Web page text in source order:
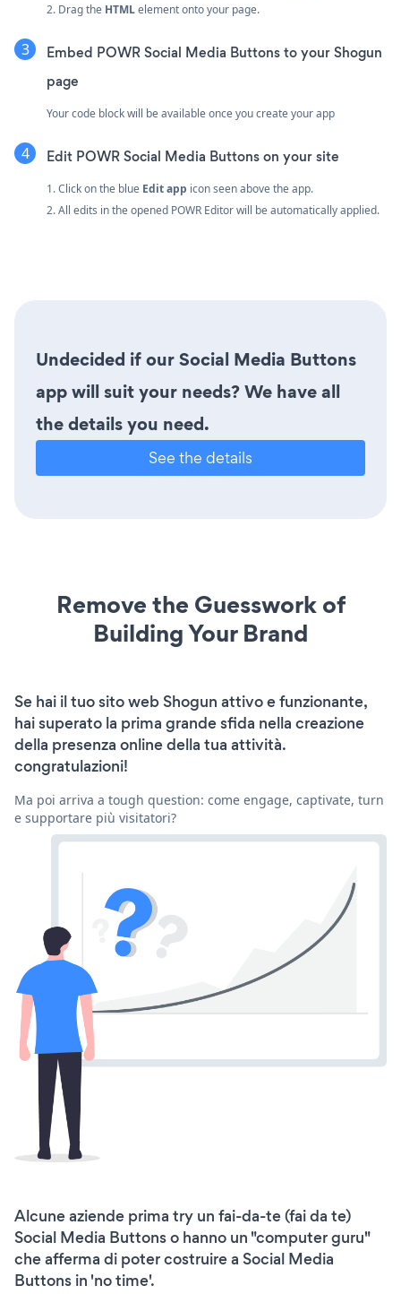
2. Drag the HTMLelement onto your page.
Embed POWR Social Media Buttons to your Shogun
page
Your code block will be available once you create your app
Edit POWR Social Media Buttons on your site
1. Click on the blue Edit app icon seen above the app.
2. All edits in the opened POWR Editor will be automatically applied.
Undecided if our Social Media Buttons
app will suit your needs? We have all
the details you need.
See the details
Remove the Guesswork of
Building Your Brand
Se hai il tuo sito web Shogun attivo e funzionante,
hai superato la prima grande sfida nella creazione
della presenza online della tua attività.
congratulazioni!
Ma poi arriva a tough question: come engage, captivate, turn
e supportare più visitatori?
Alcune aziende prima try un fai-da-te (fai da te)
Social Media Buttons o hanno un "computer guru"
che afferma di poter costruire a Social Media
Buttons in 'no time'.